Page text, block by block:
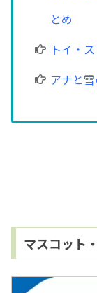
とめ
トイ・
アナと
マスコット